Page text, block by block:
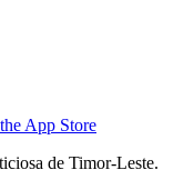
de Timor-Leste.